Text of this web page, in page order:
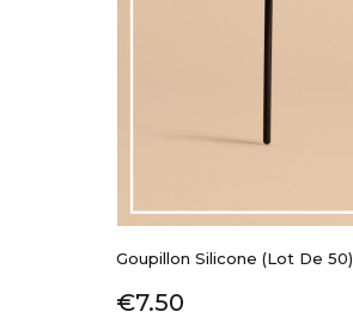
Goupillon Silicone (Lot De 50)
Price
€7.50